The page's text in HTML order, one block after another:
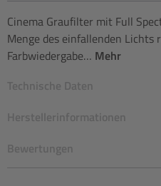
Cinema Graufilter mit Full
Menge des einfallenden Lichts
Farbwiedergabe… Mehr
Technische Daten
Herstellerinformationen
Bewertungen